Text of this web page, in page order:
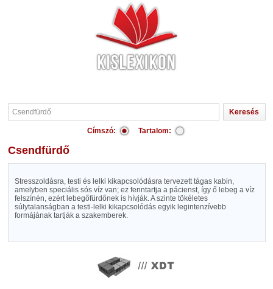
Címszó: Tartalom:
Csendfürdő
Stresszoldásra, testi és lelki kikapcsolódásra tervezett tágas kabin,
amelyben speciális sós víz van; ez fenntartja a pácienst, így ő lebeg a víz
felszínén, ezért lebegőfürdőnek is hívják. A szinte tökéletes
súlytalanságban a testi-lelki kikapcsolódás egyik legintenzívebb
formájának tartják a szakemberek.